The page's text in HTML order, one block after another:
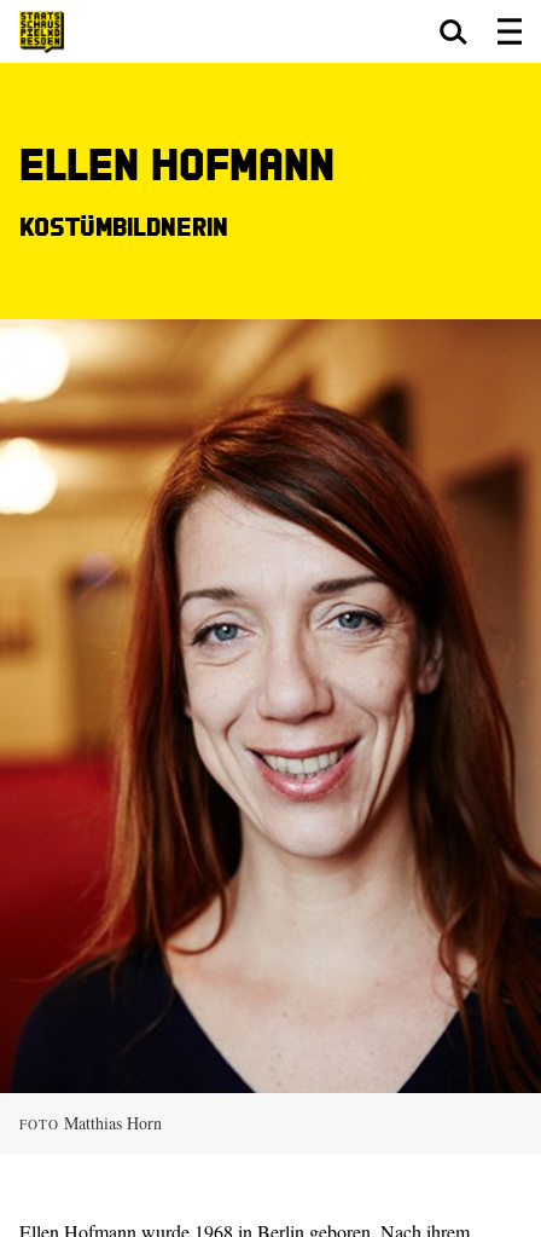
Ellen Hofmann
Kostümbildnerin
FOTO Matthias Horn
Ellen Hofmann wurde 1968 in Berlin geboren. Nach ihrem